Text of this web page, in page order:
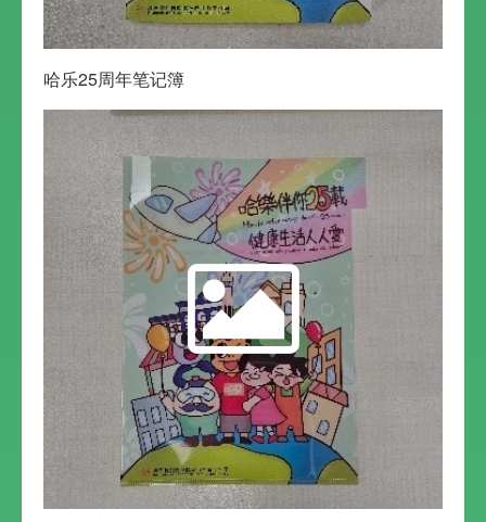
哈乐25周年笔记簿